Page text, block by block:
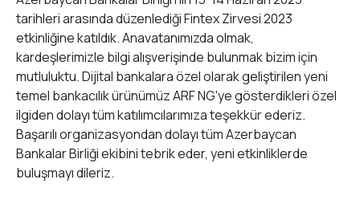
tarihleri arasında düzenlediği Fintex Zirvesi 2023
etkinliğine katıldık. Anavatanımızda olmak,
kardeşlerimizle bilgi alışverişinde bulunmak bizim için
mutluluktu. Dijital bankalara özel olarak geliştirilen yeni
temel bankacılık ürünümüz ARF NG'ye gösterdikleri özel
ilgiden dolayı tüm katılımcılarımıza teşekkür ederiz.
Başarılı organizasyondan dolayı tüm Azerbaycan
Bankalar Birliği ekibini tebrik eder, yeni etkinliklerde
buluşmayı dileriz.